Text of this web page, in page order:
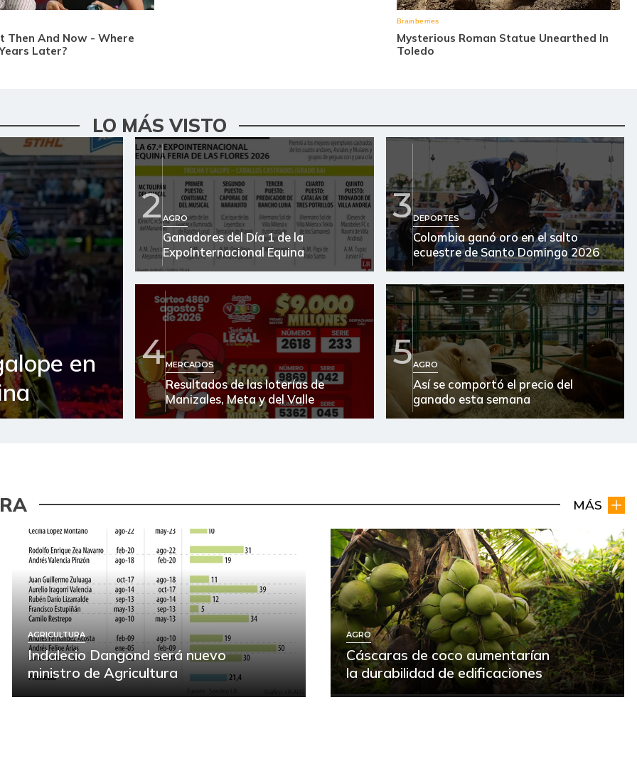
LO MÁS VISTO
en
2AGRO
Ganadores del Día 1 de la
ExpoInternacional Equina
3DEPORTES
Colombia ganó oro en el salto
ecuestre de Santo Domingo 2026
4MERCADOS
Resultados de las loterías de
Manizales, Meta y del Valle
5AGRO
Así se comportó el precio del
ganado esta semana
MÁS
AGRICULTURA
Indalecio Dangond será nuevo
ministro de Agricultura
AGRO
Cáscaras de coco aumentarían
la durabilidad de edificaciones